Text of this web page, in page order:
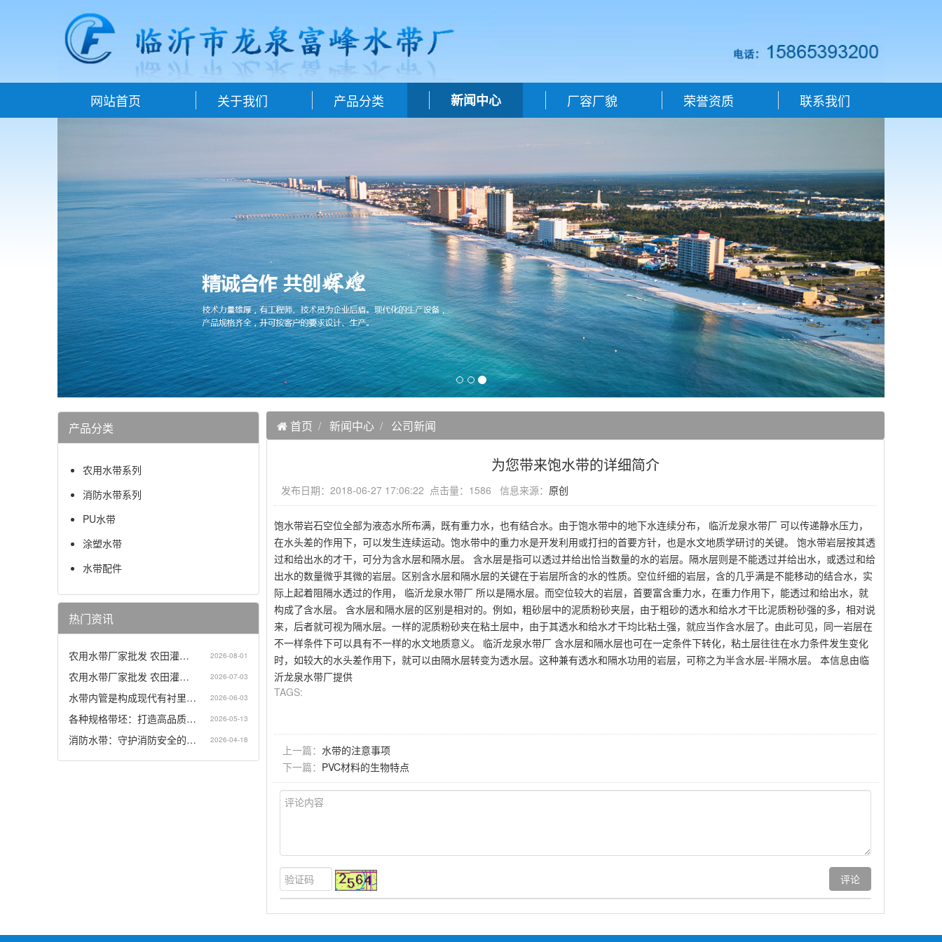
网站首页 关于我们 产品分类 新闻中心 厂容厂貌 荣誉资质 联系我们
产品分类
农用水带系列
消防水带系列
PU水带
涂塑水带
水带配件
热门资讯
农用水带厂家批发 农田灌… 2026-08-01
农用水带厂家批发 农田灌… 2026-07-03
水带内管是构成现代有衬里… 2026-06-03
各种规格带坯：打造高品质… 2026-05-13
消防水带：守护消防安全的… 2026-04-18
首页 新闻中心 公司新闻
为您带来饱水带的详细简介
发布日期：2018-06-27 17:06:22 点击量：1586 信息来源： 原创
饱水带岩石空位全部为液态水所布满，既有重力水，也有结合水。由于饱水带中的地下水连续分布， 临沂龙泉水带厂 可以传递静水压力，
在水头差的作用下，可以发生连续运动。饱水带中的重力水是开发利用或打扫的首要方针，也是水文地质学研讨的关键。 饱水带岩层按其透
过和给出水的才干，可分为含水层和隔水层。 含水层是指可以透过并给出恰当数量的水的岩层。隔水层则是不能透过并给出水，或透过和给
出水的数量微乎其微的岩层。区别含水层和隔水层的关键在于岩层所含的水的性质。空位纤细的岩层，含的几乎满是不能移动的结合水，实
际上起着阻隔水透过的作用， 临沂龙泉水带厂 所以是隔水层。而空位较大的岩层，首要富含重力水，在重力作用下，能透过和给出水，就
构成了含水层。 含水层和隔水层的区别是相对的。例如，粗砂层中的泥质粉砂夹层，由于粗砂的透水和给水才干比泥质粉砂强的多，相对说
来，后者就可视为隔水层。一样的泥质粉砂夹在粘土层中，由于其透水和给水才干均比粘土强，就应当作含水层了。由此可见，同一岩层在
不一样条件下可以具有不一样的水文地质意义。 临沂龙泉水带厂 含水层和隔水层也可在一定条件下转化，粘土层往往在水力条件发生变化
时，如较大的水头差作用下，就可以由隔水层转变为透水层。这种兼有透水和隔水功用的岩层，可称之为半含水层-半隔水层。 本信息由临
沂龙泉水带厂提供
TAGS:
上一篇： 水带的注意事项
下一篇： PVC材料的生物特点